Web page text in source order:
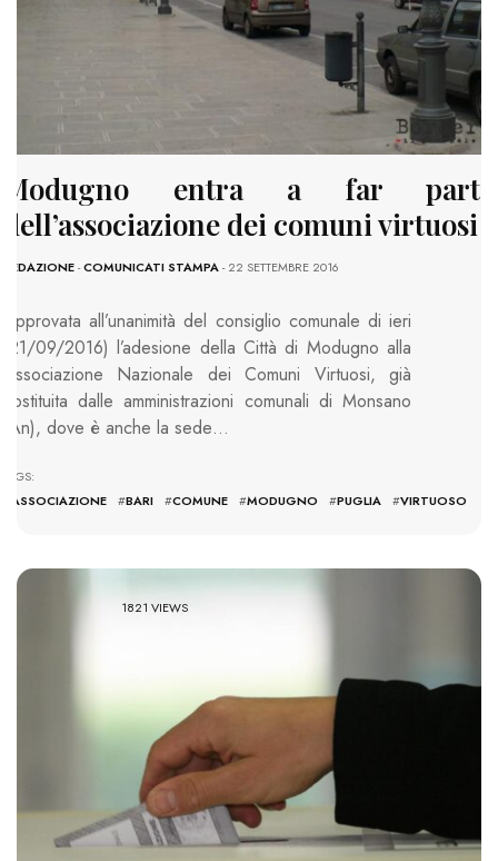
Modugno entra a far parte
dell’associazione dei comuni virtuosi
REDAZIONE-COMUNICATI STAMPA- 22 SETTEMBRE 2016
Approvata all’unanimità del consiglio comunale di ieri
(21/09/2016) l’adesione della Città di Modugno alla
Associazione Nazionale dei Comuni Virtuosi, già
costituita dalle amministrazioni comunali di Monsano
(An), dove è anche la sede…
TAGS:
ASSOCIAZIONE #BARI #COMUNE #MODUGNO #PUGLIA #VIRTUOSO
1821 VIEWS